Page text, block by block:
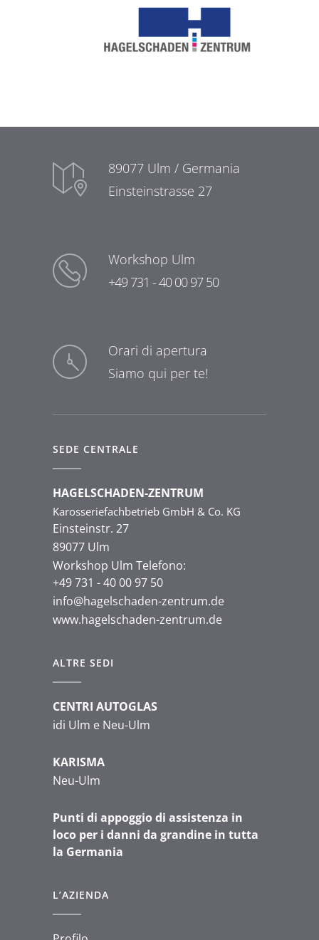
31135 Hildesheim
33609 Bielefeld
34225 Baunatal
42349 Wuppertal
45899 Gelsenkirchen
49584 Fürstenau
52146 Würselen
53545 Ockenfels
57074 Siegen
59329 Wadersloh
59581 Warstein
63667 Nidda
63773 Goldbach
65396 Walluf
67166 Otterstadt
71549 Auenwald
89077 Ulm / Germania
Einsteinstrasse 27
Workshop Ulm
+49 731 - 40 00 97 50
Orari di apertura
Siamo qui per te!
SEDE CENTRALE
HAGELSCHADEN-ZENTRUM
Karosseriefachbetrieb GmbH & Co. KG
Einsteinstr. 27
89077 Ulm
Workshop Ulm Telefono:
+49 731 - 40 00 97 50
info@hagelschaden-zentrum.de
www.hagelschaden-zentrum.de
ALTRE SEDI
CENTRI AUTOGLAS
idi Ulm e Neu-Ulm
KARISMA
Neu-Ulm
Punti di appoggio di assistenza in
loco per i danni da grandine in tutta
la Germania
L’AZIENDA